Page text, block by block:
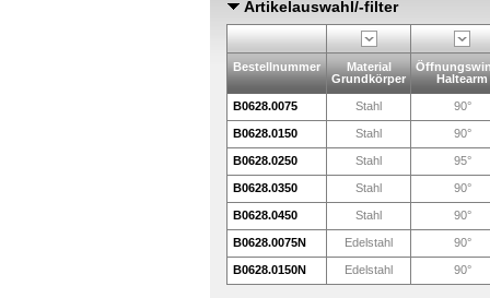
Artikelauswahl/-filter
Bestellnummer
Material
Grundkörper
Haltearm
B0628.0075 Stahl 90°
B0628.0150 Stahl 90°
B0628.0250 Stahl 95°
B0628.0350 Stahl 90°
B0628.0450 Stahl 90°
B0628.0075N Edelstahl 90°
B0628.0150N Edelstahl 90°